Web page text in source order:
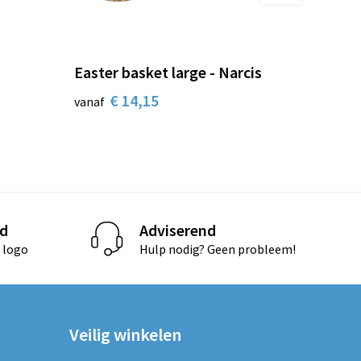
Easter basket large - Narcis
vanaf € 14,15
logo
Adviserend
Hulp nodig? Geen probleem!
Veilig winkelen